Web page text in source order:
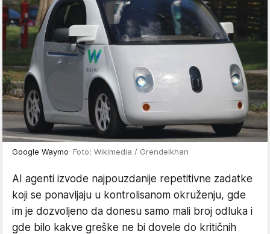
Google Waymo Foto: Wikimedia / Grendelkhan
AI agenti izvode najpouzdanije repetitivne zadatke
koji se ponavljaju u kontrolisanom okruženju, gde
im je dozvoljeno da donesu samo mali broj odluka i
gde bilo kakve greške ne bi dovele do kritičnih